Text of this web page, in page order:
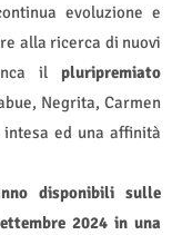
evoluzione e
alla ricerca di nuovi
il pluripremiato
Negrita, Carmen
ed una affinità
disponibili sulle
2024 in una